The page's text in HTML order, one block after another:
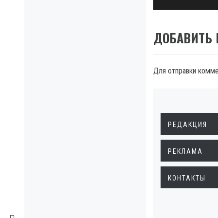
ДОБАВИТЬ
Для отправки
РЕДАКЦИЯ
РЕКЛАМА
КОНТАКТЫ